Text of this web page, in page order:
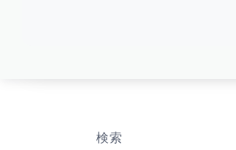
検索